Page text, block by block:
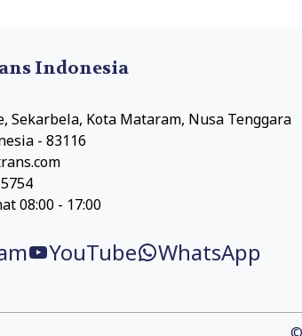
Indonesia
Sekarbela, Kota Mataram, Nusa Tenggara
- 83116
08:00 - 17:00
YouTube WhatsApp